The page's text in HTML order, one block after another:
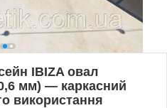
IBIZA овал
мм) — каркасний
використання